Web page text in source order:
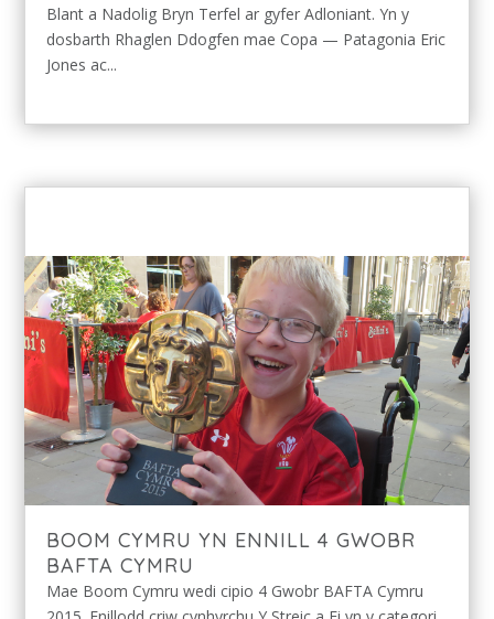
Blant a Nadolig Bryn Terfel ar gyfer Adloniant. Yn y
dosbarth Rhaglen Ddogfen mae Copa — Patagonia Eric
Jones ac...
BOOM CYMRU YN ENNILL 4 GWOBR
BAFTA CYMRU
Mae Boom Cymru wedi cipio 4 Gwobr BAFTA Cymru